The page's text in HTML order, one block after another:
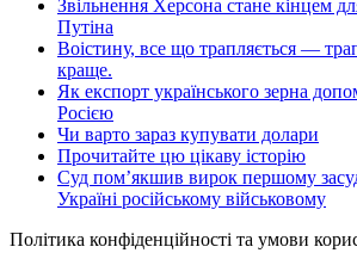
Звільнення Херсона стане кінцем
Путіна
Воістину, все що трапляється —
краще.
Як експорт українського зерна
Росією
Чи варто зараз купувати долари
Прочитайте цю цікаву історію
Суд пом’якшив вирок першому
Україні російському військовому
Політика конфіденційності та умови